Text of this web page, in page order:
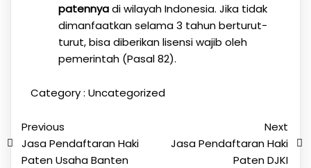
patennyadi wilayah Indonesia. Jika tidak
dimanfaatkan selama 3 tahun berturut-
turut, bisa diberikan lisensi wajib oleh
pemerintah (Pasal 82).
Category : Uncategorized
Previous
Jasa Pendaftaran Haki
Paten Usaha Banten
Next
Jasa Pendaftaran Haki
Paten DJKI